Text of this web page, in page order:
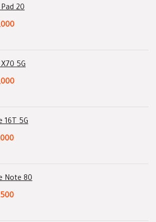
20
5G
16T 5G
Note 80